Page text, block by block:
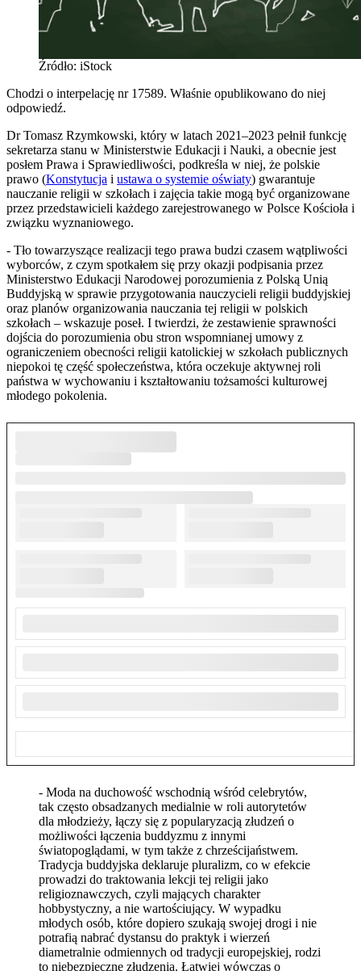
Źródło: iStock
Chodzi o interpelację nr 17589. Właśnie opublikowano do niej
odpowiedź.
Dr Tomasz Rzymkowski, który w latach 2021–2023 pełnił funkcję
sekretarza stanu w Ministerstwie Edukacji i Nauki, a obecnie jest
posłem Prawa i Sprawiedliwości, podkreśla w niej, że polskie
prawo (Konstytucja i ustawa o systemie oświaty) gwarantuje
nauczanie religii w szkołach i zajęcia takie mogą być organizowane
przez przedstawicieli każdego zarejestrowanego w Polsce Kościoła i
związku wyznaniowego.
- Tło towarzyszące realizacji tego prawa budzi czasem wątpliwości
wyborców, z czym spotkałem się przy okazji podpisania przez
Ministerstwo Edukacji Narodowej porozumienia z Polską Unią
Buddyjską w sprawie przygotowania nauczycieli religii buddyjskiej
oraz planów organizowania nauczania tej religii w polskich
szkołach – wskazuje poseł. I twierdzi, że zestawienie sprawności
dojścia do porozumienia obu stron wspomnianej umowy z
ograniczeniem obecności religii katolickiej w szkołach publicznych
niepokoi tę część społeczeństwa, która oczekuje aktywnej roli
państwa w wychowaniu i kształtowaniu tożsamości kulturowej
młodego pokolenia.
- Moda na duchowość wschodnią wśród celebrytów,
tak często obsadzanych medialnie w roli autorytetów
dla młodzieży, łączy się z popularyzacją złudzeń o
możliwości łączenia buddyzmu z innymi
światopoglądami, w tym także z chrześcijaństwem.
Tradycja buddyjska deklaruje pluralizm, co w efekcie
prowadzi do traktowania lekcji tej religii jako
religioznawczych, czyli mających charakter
hobbystyczny, a nie wartościujący. W wypadku
młodych osób, które dopiero szukają swojej drogi i nie
potrafią nabrać dystansu do praktyk i wierzeń
diametralnie odmiennych od tradycji europejskiej, rodzi
to niebezpieczne złudzenia. Łatwiej wówczas o